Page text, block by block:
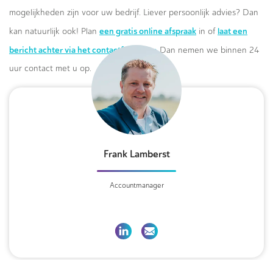
mogelijkheden zijn voor uw bedrijf. Liever persoonlijk advies? Dan
kan natuurlijk ook! Plan een gratis online afspraak in of laat een
bericht achter via het contactformulier.Dan nemen we binnen 24
uur contact met u op.
Frank Lamberst
Accountmanager